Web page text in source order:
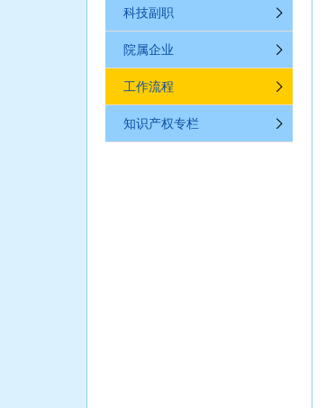
科技副职
院属企业
工作流程
知识产权专栏